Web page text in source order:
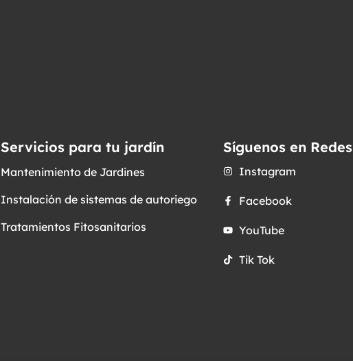
Servicios para tu jardín
Mantenimiento de Jardines
Instalación de sistemas de autoriego
Tratamientos Fitosanitarios
Síguenos en Redes
Instagram
Facebook
YouTube
Tik Tok